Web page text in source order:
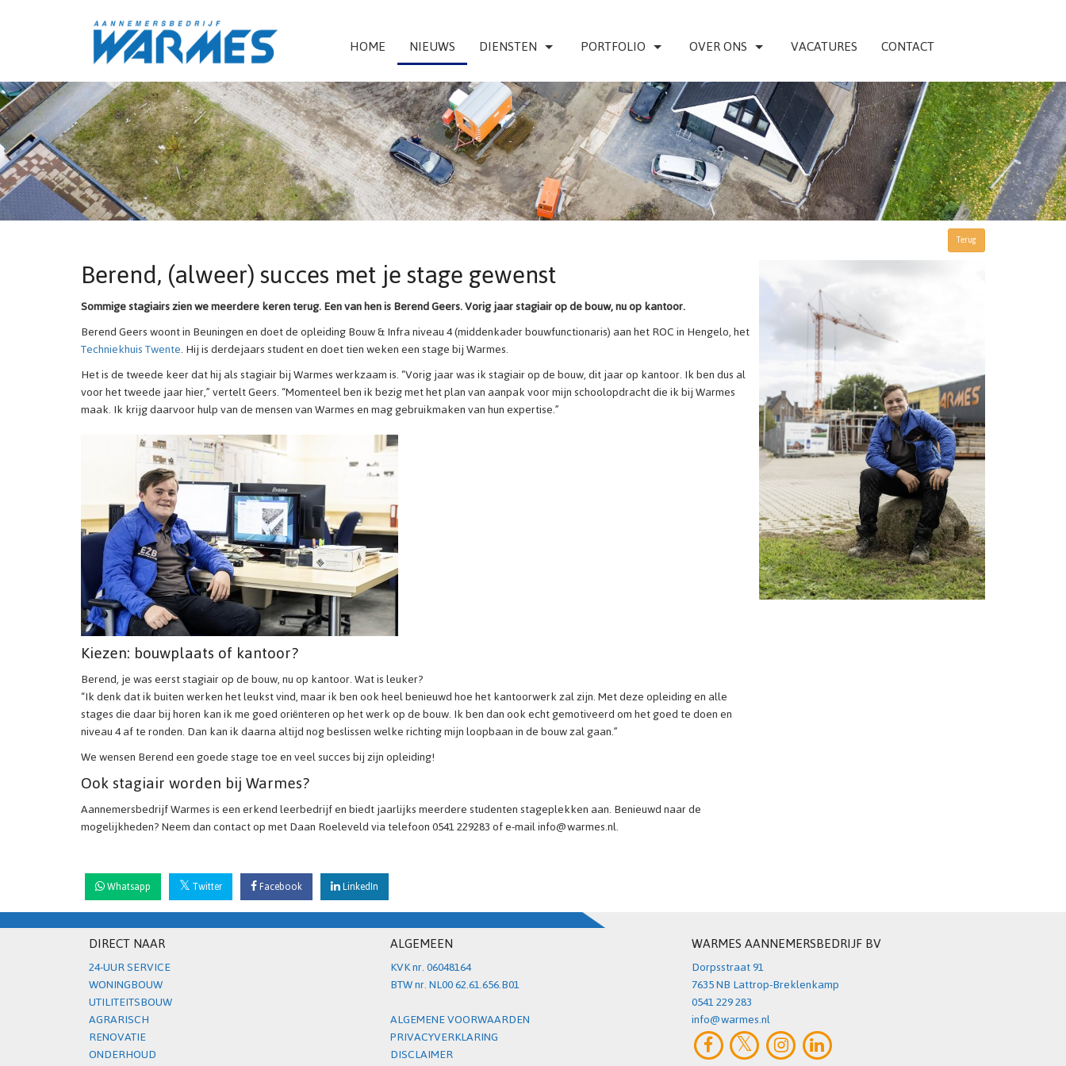
HOME NIEUWS DIENSTEN PORTFOLIO OVER ONS VACATURES CONTACT
Terug
Berend, (alweer) succes met je stage gewenst
Sommige stagiairs zien we meerdere keren terug. Een van hen is Berend Geers. Vorig jaar stagiair op de bouw, nu op kantoor.
Berend Geers woont in Beuningen en doet de opleiding Bouw & Infra niveau 4 (middenkader bouwfunctionaris) aan het ROC in Hengelo, het
Techniekhuis Twente. Hij is derdejaars student en doet tien weken een stage bij Warmes.
Het is de tweede keer dat hij als stagiair bij Warmes werkzaam is. “Vorig jaar was ik stagiair op de bouw, dit jaar op kantoor. Ik ben dus al
voor het tweede jaar hier,” vertelt Geers. “Momenteel ben ik bezig met het plan van aanpak voor mijn schoolopdracht die ik bij Warmes
maak. Ik krijg daarvoor hulp van de mensen van Warmes en mag gebruikmaken van hun expertise.”
Kiezen: bouwplaats of kantoor?
Berend, je was eerst stagiair op de bouw, nu op kantoor. Wat is leuker?
“Ik denk dat ik buiten werken het leukst vind, maar ik ben ook heel benieuwd hoe het kantoorwerk zal zijn. Met deze opleiding en alle
stages die daar bij horen kan ik me goed oriënteren op het werk op de bouw. Ik ben dan ook echt gemotiveerd om het goed te doen en
niveau 4 af te ronden. Dan kan ik daarna altijd nog beslissen welke richting mijn loopbaan in de bouw zal gaan.”
We wensen Berend een goede stage toe en veel succes bij zijn opleiding!
Ook stagiair worden bij Warmes?
Aannemersbedrijf Warmes is een erkend leerbedrijf en biedt jaarlijks meerdere studenten stageplekken aan. Benieuwd naar de
mogelijkheden? Neem dan contact op met Daan Roeleveld via telefoon 0541 229283 of e-mail info@warmes.nl.
Whatsapp Twitter Facebook LinkedIn
DIRECT NAAR
24-UUR SERVICE
WONINGBOUW
UTILITEITSBOUW
AGRARISCH
RENOVATIE
ONDERHOUD
ALGEMEEN
KVK nr. 06048164
BTW nr. NL00 62.61.656.B01
ALGEMENE VOORWAARDEN
PRIVACYVERKLARING
DISCLAIMER
WARMES AANNEMERSBEDRIJF BV
Dorpsstraat 91
7635 NB Lattrop-Breklenkamp
0541 229 283
info@warmes.nl